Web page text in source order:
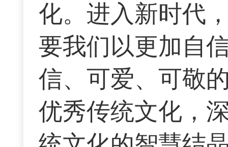
化。进入新时代
要我们以更加自
信、可爱、可敬
优秀传统文化，